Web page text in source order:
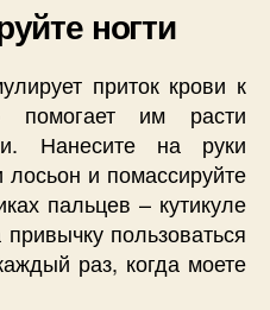
ногти
приток крови к
помогает им расти
Нанесите на руки
и помассируйте
пальцев – кутикуле
пользоваться
раз, когда моете